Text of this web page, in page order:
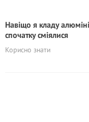
Навіщо я кладу
спочатку сміялися
Корисно знати